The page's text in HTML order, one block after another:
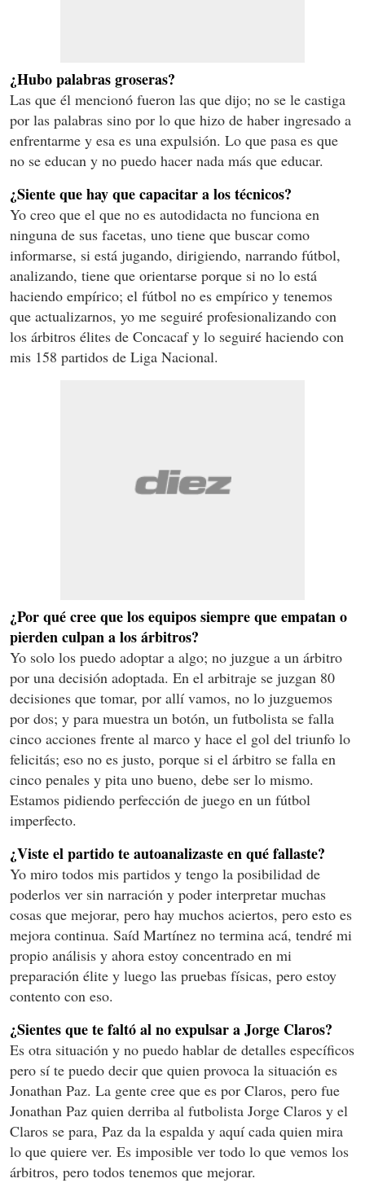
¿Hubo palabras groseras?
Las que él mencionó fueron las que dijo; no se le castiga
por las palabras sino por lo que hizo de haber ingresado a
enfrentarme y esa es una expulsión. Lo que pasa es que
no se educan y no puedo hacer nada más que educar.
¿Siente que hay que capacitar a los técnicos?
Yo creo que el que no es autodidacta no funciona en
ninguna de sus facetas, uno tiene que buscar como
informarse, si está jugando, dirigiendo, narrando fútbol,
analizando, tiene que orientarse porque si no lo está
haciendo empírico; el fútbol no es empírico y tenemos
que actualizarnos, yo me seguiré profesionalizando con
los árbitros élites de Concacaf y lo seguiré haciendo con
mis 158 partidos de Liga Nacional.
¿Por qué cree que los equipos siempre que empatan o
pierden culpan a los árbitros?
Yo solo los puedo adoptar a algo; no juzgue a un árbitro
por una decisión adoptada. En el arbitraje se juzgan 80
decisiones que tomar, por allí vamos, no lo juzguemos
por dos; y para muestra un botón, un futbolista se falla
cinco acciones frente al marco y hace el gol del triunfo lo
felicitás; eso no es justo, porque si el árbitro se falla en
cinco penales y pita uno bueno, debe ser lo mismo.
Estamos pidiendo perfección de juego en un fútbol
imperfecto.
¿Viste el partido te autoanalizaste en qué fallaste?
Yo miro todos mis partidos y tengo la posibilidad de
poderlos ver sin narración y poder interpretar muchas
cosas que mejorar, pero hay muchos aciertos, pero esto es
mejora continua. Saíd Martínez no termina acá, tendré mi
propio análisis y ahora estoy concentrado en mi
preparación élite y luego las pruebas físicas, pero estoy
contento con eso.
¿Sientes que te faltó al no expulsar a Jorge Claros?
Es otra situación y no puedo hablar de detalles específicos
pero sí te puedo decir que quien provoca la situación es
Jonathan Paz. La gente cree que es por Claros, pero fue
Jonathan Paz quien derriba al futbolista Jorge Claros y el
Claros se para, Paz da la espalda y aquí cada quien mira
lo que quiere ver. Es imposible ver todo lo que vemos los
árbitros, pero todos tenemos que mejorar.